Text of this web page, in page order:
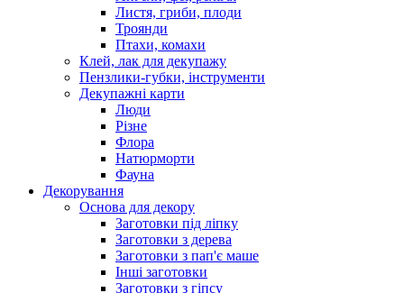
Листя, гриби, плоди
Троянди
Птахи, комахи
Клей, лак для декупажу
Пензлики-губки, інструменти
Декупажні карти
Люди
Різне
Флора
Натюрморти
Фауна
Декорування
Основа для декору
Заготовки під ліпку
Заготовки з дерева
Заготовки з пап'є маше
Інші заготовки
Заготовки з гіпсу